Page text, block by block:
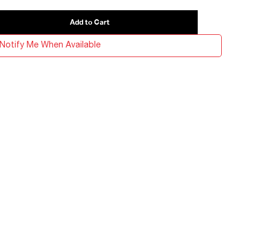
Notify Me When Available